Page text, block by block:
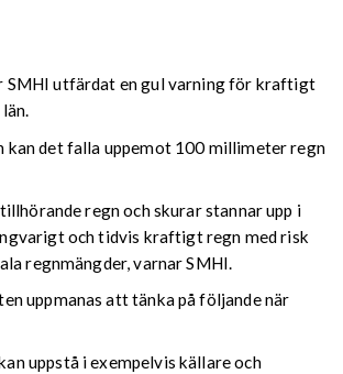
SMHI utfärdat en gul varning för kraftigt
kan det falla uppemot 100 millimeter regn
regn och skurar stannar upp i
och tidvis kraftigt regn med risk
regnmängder, varnar SMHI.
uppmanas att tänka på följande när
uppstå i exempelvis källare och